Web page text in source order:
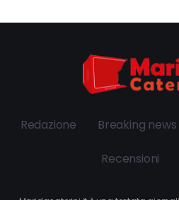
Redazione Breaking news
Recensioni